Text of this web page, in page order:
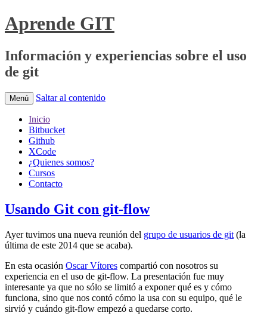
Aprende GIT
Información y experiencias sobre el uso
de git
Menú Saltar al contenido
Inicio
Bitbucket
Github
XCode
¿Quienes somos?
Cursos
Contacto
Usando Git con git-flow
Ayer tuvimos una nueva reunión del grupo de usuarios de git (la
última de este 2014 que se acaba).
En esta ocasión Oscar Vítores compartió con nosotros su
experiencia en el uso de git-flow. La presentación fue muy
interesante ya que no sólo se limitó a exponer qué es y cómo
funciona, sino que nos contó cómo la usa con su equipo, qué le
sirvió y cuándo git-flow empezó a quedarse corto.